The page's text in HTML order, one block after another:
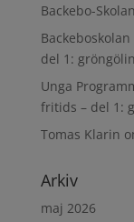
Backebo-Skolan
Backeboskolan
del 1:
Unga
fritids – del 1:
Tomas Klarin
Arkiv
maj 2026